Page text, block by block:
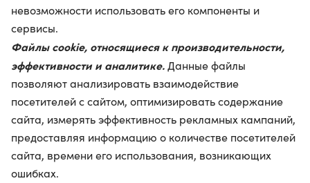
невозможности использовать его компоненты и
сервисы.
Файлы cookie, относящиеся к производительности,
эффективности и аналитике.Данные файлы
позволяют анализировать взаимодействие
посетителей с сайтом, оптимизировать содержание
сайта, измерять эффективность рекламных кампаний,
предоставляя информацию о количестве посетителей
сайта, времени его использования, возникающих
ошибках.